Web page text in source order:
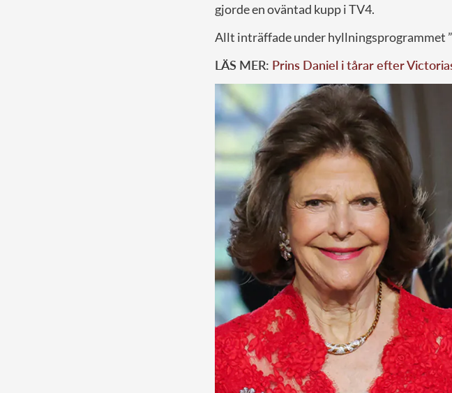
gjorde en oväntad kupp i TV4.
Allt inträffade under hyllningsprogrammet
LÄS MER: Prins Daniel i tårar efter